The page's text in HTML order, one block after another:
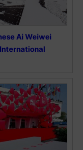
Ai Weiwei